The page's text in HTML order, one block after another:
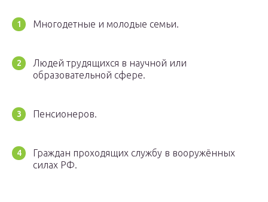
Многодетные и молодые семьи.
Людей трудящихся в научной или
образовательной сфере.
Пенсионеров.
Граждан проходящих службу в вооружённых
силах РФ.